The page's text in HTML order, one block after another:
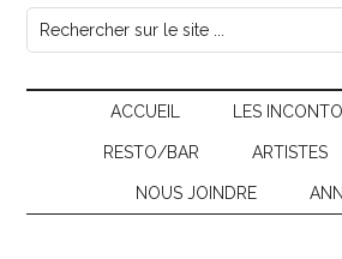
Online
|
Nouvelles
Rechercher
sur
le
ACCUEIL LES
RESTO/BAR ARTISTES
NOUS JOINDRE